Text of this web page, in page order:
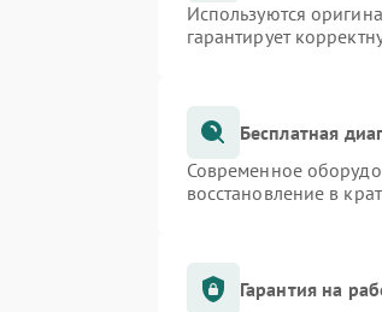
Используются
гарантирует
Бесплатная
Современное
восстановление в
Гарантия на